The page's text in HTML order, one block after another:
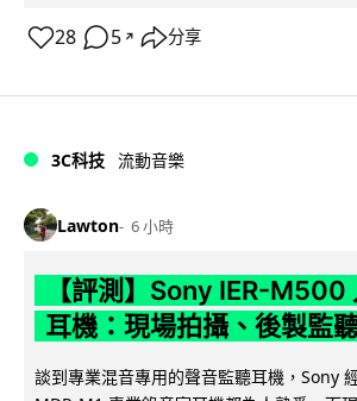
28 5 ↗ 分享
3C科技 流動音樂
Lawton 6 小時
【評測】Sony IER-M500
耳機：現場拍攝、後製監
談到專業混音專用的聲音監聽耳機，Sony